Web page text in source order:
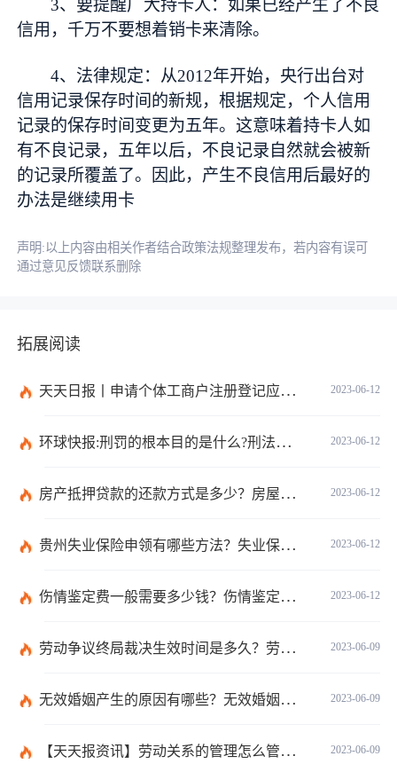
3、要提醒广大持卡人：如果已经产生了不良
信用，千万不要想着销卡来清除。
4、法律规定：从2012年开始，央行出台对
信用记录保存时间的新规，根据规定，个人信用
记录的保存时间变更为五年。这意味着持卡人如
有不良记录，五年以后，不良记录自然就会被新
的记录所覆盖了。因此，产生不良信用后最好的
办法是继续用卡
声明:以上内容由相关作者结合政策法规整理发布，若内容有误可
通过意见反馈联系删除
拓展阅读
2023-06-12
天天日报丨申请个体工商户注册登记应当提交哪些文件？个体工商户条例第八条是什么？
2023-06-12
环球快报:刑罚的根本目的是什么?刑法和刑罚有区别吗?
2023-06-12
房产抵押贷款的还款方式是多少？房屋抵押合同书模板是怎样的？
2023-06-12
贵州失业保险申领有哪些方法？失业保险的申请方法分为几种？
2023-06-12
伤情鉴定费一般需要多少钱？伤情鉴定多久能做？
2023-06-09
劳动争议终局裁决生效时间是多久？劳动争议终局裁决可以起诉吗？
2023-06-09
无效婚姻产生的原因有哪些？无效婚姻出轨可以要求赔偿吗？ 当前滚动
2023-06-09
【天天报资讯】劳动关系的管理怎么管理？事实劳动关系的经济补偿金是什么？